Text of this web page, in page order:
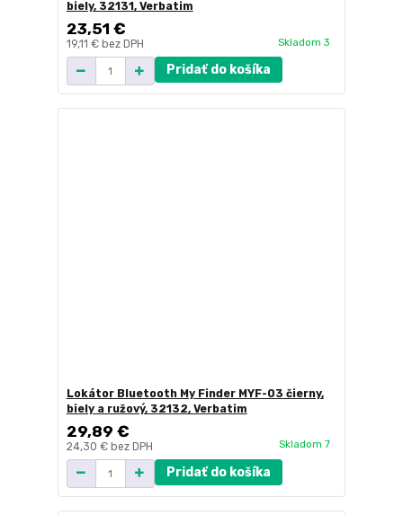
biely, 32131, Verbatim
23,51 €
19,11 € bez DPH Skladom 3
Pridať do košíka
Lokátor Bluetooth My Finder MYF-03 čierny,
biely a ružový, 32132, Verbatim
29,89 €
24,30 € bez DPH Skladom 7
Pridať do košíka